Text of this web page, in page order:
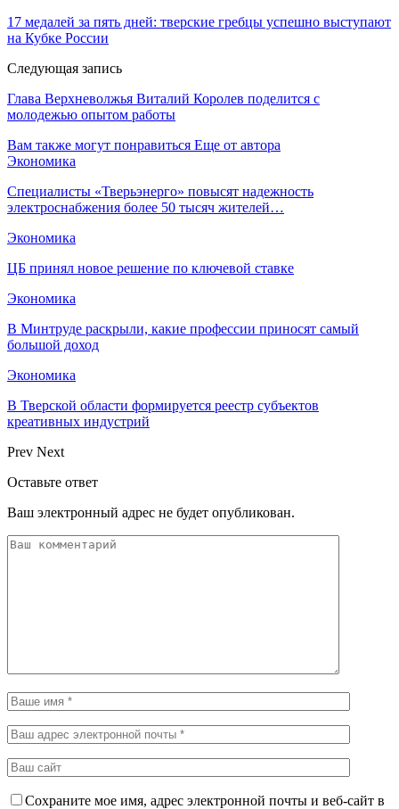
17 медалей за пять дней: тверские гребцы успешно выступают
на Кубке России
Следующая запись
Глава Верхневолжья Виталий Королев поделится с
молодежью опытом работы
Вам также могут понравиться Еще от автора
Экономика
Специалисты «Тверьэнерго» повысят надежность
электроснабжения более 50 тысяч жителей…
Экономика
ЦБ принял новое решение по ключевой ставке
Экономика
В Минтруде раскрыли, какие профессии приносят самый
большой доход
Экономика
В Тверской области формируется реестр субъектов
креативных индустрий
Prev Next
Оставьте ответ
Ваш электронный адрес не будет опубликован.
Сохраните мое имя, адрес электронной почты и веб-сайт в